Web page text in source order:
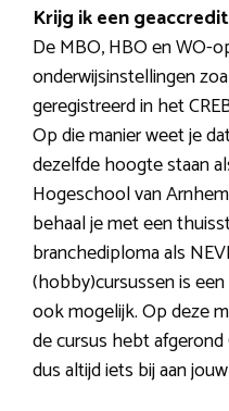
Krijg ik een
De MBO, HBO en WO-
onderwijsinstellingen
geregistreerd in het
Op die manier weet je
dezelfde hoogte staan
Hogeschool van
behaal je met een
branchediploma als
(hobby)cursussen is
ook mogelijk. Op deze
de cursus hebt
dus altijd iets bij aan